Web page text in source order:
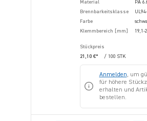
Material
PA
Brennbarkeitsklasse
Farbe
Klemmbereich [mm]
19,1-
Stückpreis
21,10 €*
/ 100 STK
Anmelden, um
für höhere
erhalten und
bestellen.